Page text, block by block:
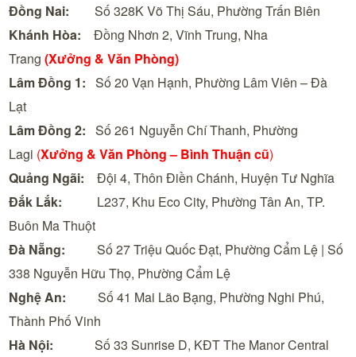
Đồng Nai:Số 328K Võ Thị Sáu, Phường Trấn Biên
Khánh Hòa:Đồng Nhơn 2, Vĩnh Trung, Nha
Trang(Xưởng & Văn Phòng)
Lâm Đồng 1:Số 20 Vạn Hạnh, Phường Lâm Viên – Đà
Lạt
Lâm Đồng 2:Số 261 Nguyễn Chí Thanh, Phường
Lagi (Xưởng & Văn Phòng – Bình Thuận cũ)
Quảng Ngãi:Đội 4, Thôn Điền Chánh, Huyện Tư Nghĩa
Đắk Lắk:
L237, Khu Eco City, Phường Tân An, TP.
Buôn Ma Thuột
Đà Nẵng:Số 27 Triệu Quốc Đạt, Phường Cẩm Lệ | Số
338 Nguyễn Hữu Thọ, Phường Cẩm Lệ
Nghệ An: Số 41 Mai Lão Bạng, Phường Nghi Phú,
Thành Phố Vinh
Hà Nội:Số 33 Sunrise D, KĐT The Manor Central